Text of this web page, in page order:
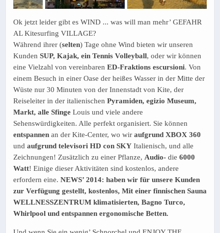
Ok jetzt leider gibt es WIND ... was will man mehr’ GEFAHR
AL Kitesurfing VILLAGE?
Während ihrer (selten) Tage ohne Wind bieten wir unseren
Kunden SUP, Kajak, ein Tennis Volleyball, oder wir können
eine Vielzahl von vereinbaren ED-Fraktions escursioni. Von
einem Besuch in einer Oase der heißes Wasser in der Mitte der
Wüste nur 30 Minuten von der Innenstadt von Kite, der
Reiseleiter in der italienischen Pyramiden, egizio Museum,
Markt, alle Sfinge Louis und viele andere
Sehenswürdigkeiten. Alle perfekt organisiert. Sie können
entspannen an der Kite-Center, wo wir aufgrund XBOX 360
und aufgrund televisori HD con SKY Italienisch, und alle
Zeichnungen! Zusätzlich zu einer Pflanze, Audio- die 6000
Watt! Einige dieser Aktivitäten sind kostenlos, andere
erfordern eine. NEWS’ 2014: haben wir für unsere Kunden
zur Verfügung gestellt, kostenlos, Mit einer finnischen Sauna
WELLNESSZENTRUM klimatisierten, Bagno Turco,
Whirlpool und entspannen ergonomische Betten.